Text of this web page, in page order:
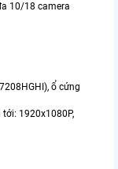
10/18 camera
ổ cứng
tới: 1920x1080P,